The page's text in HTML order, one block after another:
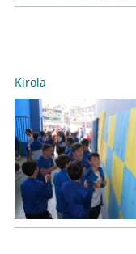
Kirola